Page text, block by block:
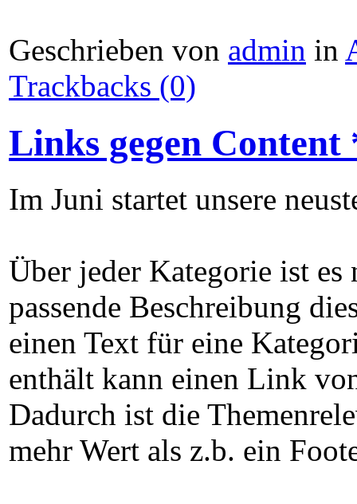
Geschrieben von admin in
Trackbacks (0)
Links gegen
Im Juni startet unsere
Über jeder Kategorie ist
passende Beschreibung
einen Text für eine
enthält kann einen Link
Dadurch ist die
mehr Wert als z.b. ein